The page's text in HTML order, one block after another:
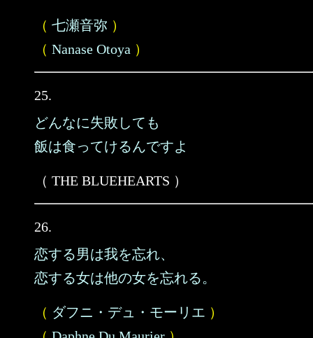
（ 七瀬音弥 ）
（ Nanase Otoya ）
25.
どんなに失敗しても
飯は食ってけるんですよ
（ THE BLUEHEARTS ）
26.
恋する男は我を忘れ、
恋する女は他の女を忘れる。
（ ダフニ・デュ・モーリエ ）